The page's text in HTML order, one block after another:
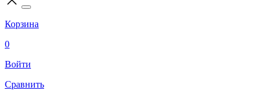
Корзина
0
Войти
Сравнить